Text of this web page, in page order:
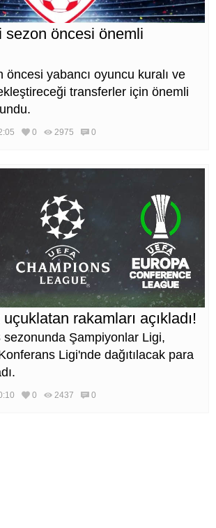
sezon öncesi önemli
öncesi yabancı oyuncu kuralı ve
transferler için önemli
0 2975 0
rakamları açıkladı!
sezonunda Şampiyonlar Ligi,
Ligi'nde dağıtılacak para
0 2437 0